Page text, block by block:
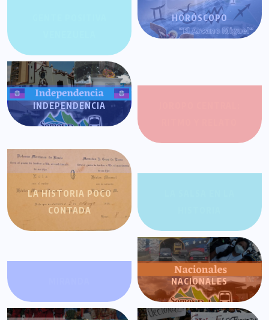
HORÓSCOPO
INDEPENDENCIA
LA HISTORIA POCO
CONTADA
NACIONALES